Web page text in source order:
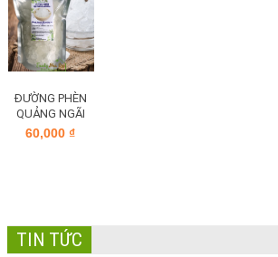
ĐƯỜNG PHÈN
QUẢNG NGÃI
60,000₫
TIN TỨC